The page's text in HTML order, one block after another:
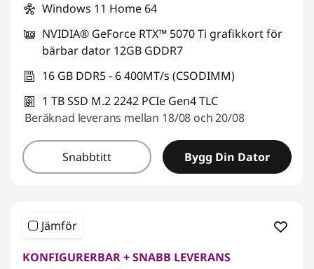
Windows 11 Home 64
NVIDIA® GeForce RTX™ 5070 Ti grafikkort för
bärbar dator 12GB GDDR7
16 GB DDR5 - 6 400MT/s (CSODIMM)
1 TB SSD M.2 2242 PCIe Gen4 TLC
Beräknad leverans mellan 18/08 och 20/08
Snabbtitt Bygg Din Dator
Jämför
KONFIGURERBAR + SNABB LEVERANS